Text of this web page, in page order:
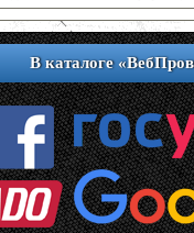
В каталоге